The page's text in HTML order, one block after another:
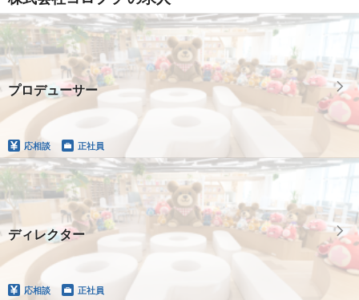
プロデューサー
応相談 正社員
ディレクター
応相談 正社員